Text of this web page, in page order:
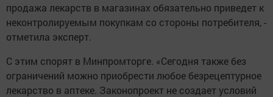
продажа лекарств в магазинах обязательно приведет к
неконтролируемым покупкам со стороны потребителя, -
отметила эксперт.
С этим спорят в Минпромторге. «Сегодня также без
ограничений можно приобрести любое безрецептурное
лекарство в аптеке. Законопроект не создает условий